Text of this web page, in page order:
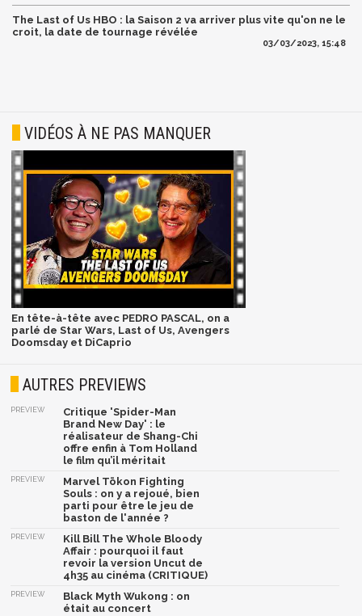
The Last of Us HBO : la Saison 2 va arriver plus vite qu'on ne le
croit, la date de tournage révélée
03/03/2023, 15:48
VIDÉOS À NE PAS MANQUER
En tête-à-tête avec PEDRO PASCAL, on a
parlé de Star Wars, Last of Us, Avengers
Doomsday et DiCaprio
AUTRES PREVIEWS
PREVIEW
Critique 'Spider-Man
Brand New Day' : le
réalisateur de Shang-Chi
offre enfin à Tom Holland
le film qu’il méritait
PREVIEW
Marvel Tōkon Fighting
Souls : on y a rejoué, bien
parti pour être le jeu de
baston de l'année ?
PREVIEW
Kill Bill The Whole Bloody
Affair : pourquoi il faut
revoir la version Uncut de
4h35 au cinéma (CRITIQUE)
PREVIEW
Black Myth Wukong : on
était au concert